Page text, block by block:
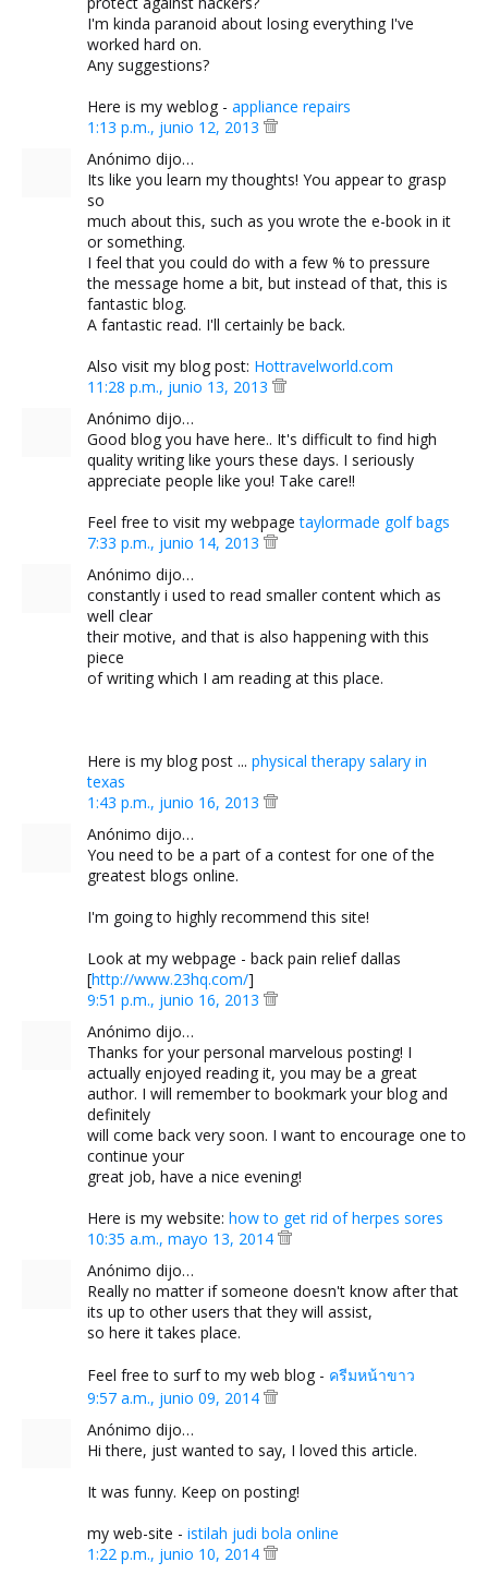
I'm kinda paranoid about losing everything I've
worked hard on.
Any suggestions?
Here is my weblog - appliance repairs
1:13 p.m., junio 12, 2013
Anónimo dijo…
Its like you learn my thoughts! You appear to grasp
so
much about this, such as you wrote the e-book in it
or something.
I feel that you could do with a few % to pressure
the message home a bit, but instead of that, this is
fantastic blog.
A fantastic read. I'll certainly be back.
Also visit my blog post: Hottravelworld.com
11:28 p.m., junio 13, 2013
Anónimo dijo…
Good blog you have here.. It's difficult to find high
quality writing like yours these days. I seriously
appreciate people like you! Take care!!
Feel free to visit my webpagetaylormade golf bags
7:33 p.m., junio 14, 2013
Anónimo dijo…
constantly i used to read smaller content which as
well clear
their motive, and that is also happening with this
piece
of writing which I am reading at this place.
Here is my blog post ... physical therapy salary in
texas
1:43 p.m., junio 16, 2013
Anónimo dijo…
You need to be a part of a contest for one of the
greatest blogs online.
I'm going to highly recommend this site!
Look at my webpage - back pain relief dallas
[http://www.23hq.com/]
9:51 p.m., junio 16, 2013
Anónimo dijo…
Thanks for your personal marvelous posting! I
actually enjoyed reading it, you may be a great
author. I will remember to bookmark your blog and
definitely
will come back very soon. I want to encourage one to
continue your
great job, have a nice evening!
Here is my website: how to get rid of herpes sores
10:35 a.m., mayo 13, 2014
Anónimo dijo…
Really no matter if someone doesn't know after that
its up to other users that they will assist,
so here it takes place.
Feel free to surf to my web blog - ครีมหน้าขาว
9:57 a.m., junio 09, 2014
Anónimo dijo…
Hi there, just wanted to say, I loved this article.
It was funny. Keep on posting!
my web-site - istilah judi bola online
1:22 p.m., junio 10, 2014